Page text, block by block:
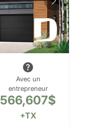
Avec un
entrepreneur
566,607$
+TX